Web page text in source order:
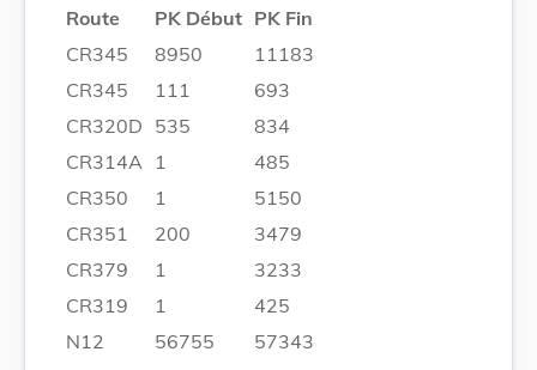
Route
PK Début PK Fin
CR345
8950
11183
CR345
111
693
CR320D 535
834
CR314A
1
485
CR350
1
5150
CR351
200
3479
CR379
1
3233
CR319
1
425
N12
56755 57343